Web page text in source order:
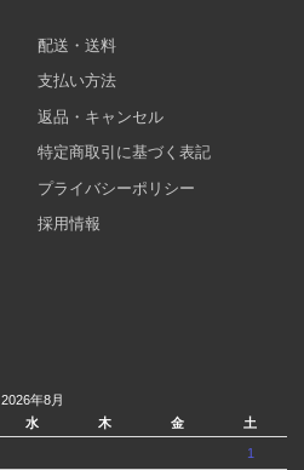
配送・送料
支払い方法
返品・キャンセル
特定商取引に基づく表記
プライバシーポリシー
採用情報
2026年8月
水 木 金 土
1